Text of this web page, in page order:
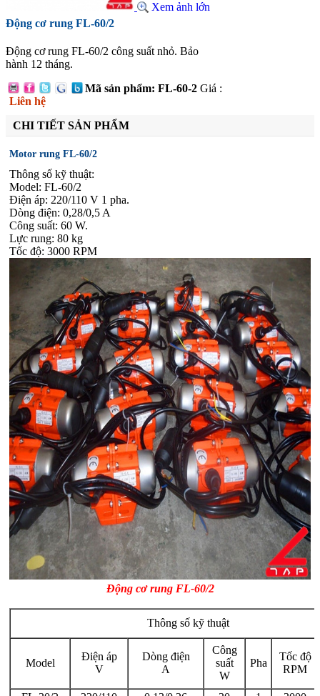
Xem ảnh lớn
Động cơ rung FL-60/2
Động cơ rung FL-60/2 công suất nhỏ. Bảo
hành 12 tháng.
Mã sản phẩm: FL-60-2 Giá :
Liên hệ
CHI TIẾT SẢN PHẨM
Motor rung FL-60/2
Thông số kỹ thuật:
Model: FL-60/2
Điện áp: 220/110 V 1 pha.
Dòng điện: 0,28/0,5 A
Công suất: 60 W.
Lực rung: 80 kg
Tốc độ: 3000 RPM
Động cơ rung FL-60/2
Thông số kỹ thuật
Model
Điện áp
V
Dòng điện
A
Công
suất
W
Pha
Tốc độ
RPM